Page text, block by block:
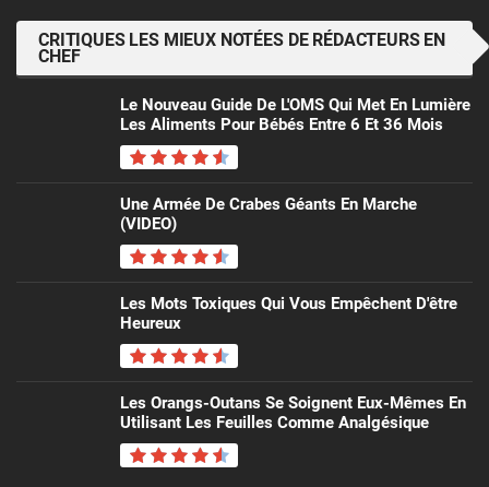
CRITIQUES LES MIEUX NOTÉES DE RÉDACTEURS EN
CHEF
Le Nouveau Guide De L'OMS Qui Met En Lumière
Les Aliments Pour Bébés Entre 6 Et 36 Mois
Une Armée De Crabes Géants En Marche
(VIDEO)
Les Mots Toxiques Qui Vous Empêchent D'être
Heureux
Les Orangs-Outans Se Soignent Eux-Mêmes En
Utilisant Les Feuilles Comme Analgésique